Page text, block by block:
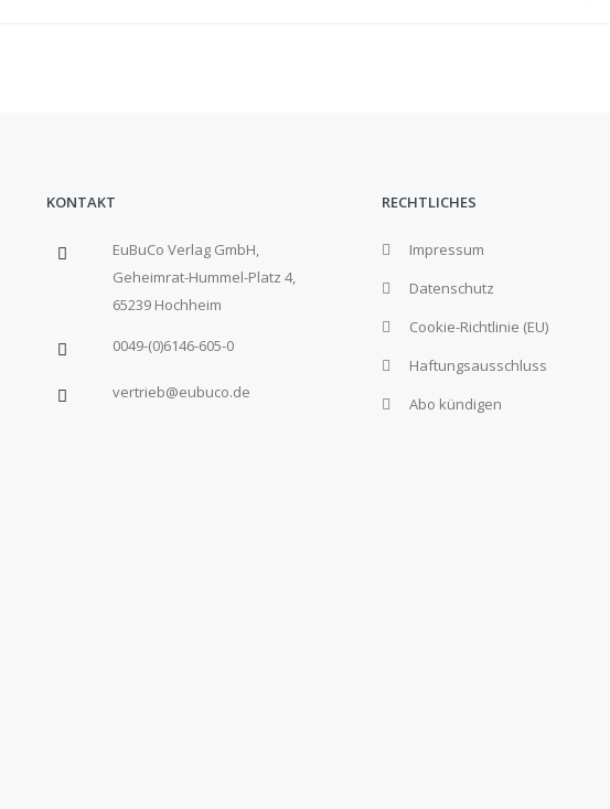
KONTAKT
EuBuCo Verlag GmbH,
Geheimrat-Hummel-Platz 4,
65239 Hochheim
0049-(0)6146-605-0
vertrieb@eubuco.de
RECHTLICHES
Impressum
Datenschutz
Cookie-Richtlinie (EU)
Haftungsausschluss
Abo kündigen